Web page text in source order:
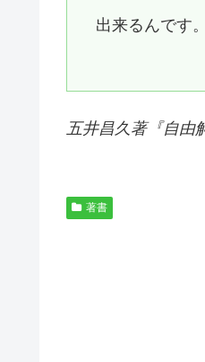
出来るんです
五井昌久著『自由
著書